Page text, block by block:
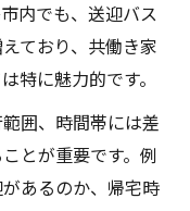
内でも、送迎バス
ており、共働き家
特に魅力的です。
囲、時間帯には差
とが重要です。例
あるのか、帰宅時